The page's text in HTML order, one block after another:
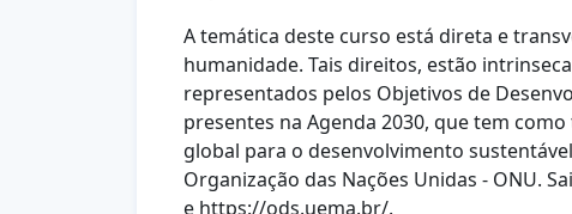
A temática deste curso está direta e
humanidade. Tais direitos, estão
representados pelos Objetivos de
presentes na Agenda 2030, que tem
global para o desenvolvimento
Organização das Nações Unidas - ONU.
e https://ods.uema.br/.